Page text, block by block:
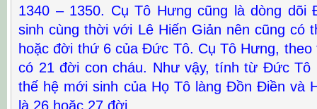
1340 – 1350. Cụ Tô Hưng cũng là dòng dõi
sinh cùng thời với Lê Hiến Giản nên cũng có
hoặc đời thứ 6 của Đức Tô. Cụ Tô Hưng, theo
có 21 đời con cháu. Như vậy, tính từ Đức Tô
thế hệ mới sinh của Họ Tô làng Đồn Điền và
là 26 hoặc 27 đời.